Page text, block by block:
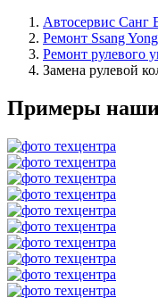
Автосервис Санг
Ремонт Ssang
Ремонт рулевого
Замена рулевой
Примеры